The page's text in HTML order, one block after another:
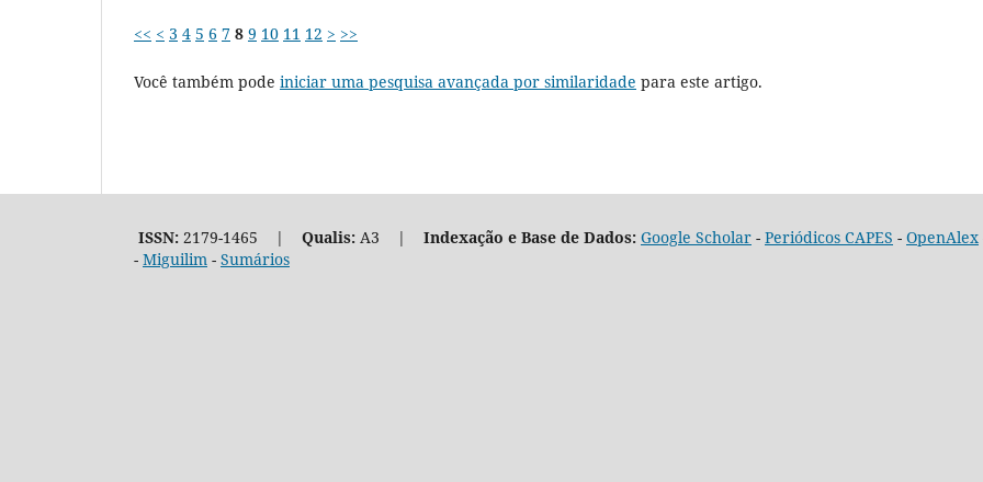
<< < 3 4 5 6 7 8 9 10 11 12 > >>
Você também pode iniciar uma pesquisa avançada por similaridade para este artigo.
ISSN: 2179-1465 | Qualis: A3 | Indexação e Base de Dados: Google Scholar - Periódicos CAPES - OpenAlex
- Miguilim - Sumários